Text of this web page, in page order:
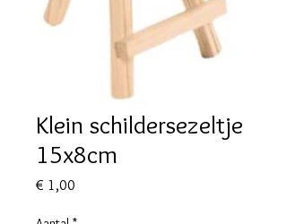
Klein schildersezeltje
15x8cm
€ 1,00